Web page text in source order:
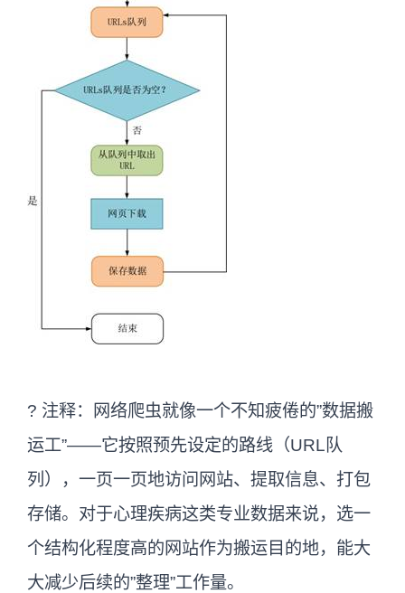
? 注释：网络爬虫就像一个不知疲倦的”数据搬
运工”——它按照预先设定的路线（URL队
列），一页一页地访问网站、提取信息、打包
存储。对于心理疾病这类专业数据来说，选一
个结构化程度高的网站作为搬运目的地，能大
大减少后续的”整理”工作量。